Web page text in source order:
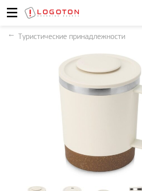
Туристические принадлежности